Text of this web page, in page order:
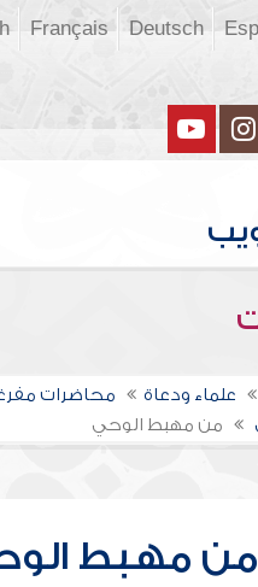
Deutsch
Français
علماء ودعاة
محاضرات
من مهبط الوحي
من مهبط